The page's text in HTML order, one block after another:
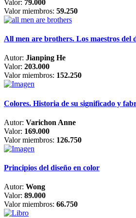
Valor: 79.000
Valor miembros: 59.250
All men are brothers. Los maestros del
Autor: Jianping He
Valor: 203.000
Valor miembros: 152.250
Colores. Historia de su significado y
Autor: Varichon Anne
Valor: 169.000
Valor miembros: 126.750
Principios del diseño en color
Autor: Wong
Valor: 89.000
Valor miembros: 66.750